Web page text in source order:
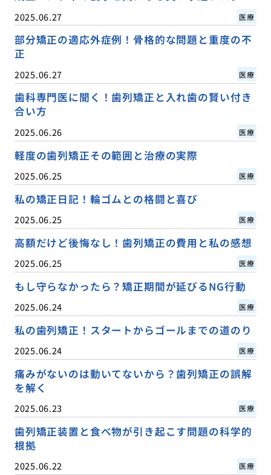
2025.06.27 医療
部分矯正の適応外症例！骨格的な問題と重度の不
正
2025.06.27 医療
歯科専門医に聞く！歯列矯正と入れ歯の賢い付き
合い方
2025.06.26 医療
軽度の歯列矯正その範囲と治療の実際
2025.06.25 医療
私の矯正日記！輪ゴムとの格闘と喜び
2025.06.25 医療
高額だけど後悔なし！歯列矯正の費用と私の感想
2025.06.25 医療
もし守らなかったら？矯正期間が延びるNG行動
2025.06.24 医療
私の歯列矯正！スタートからゴールまでの道のり
2025.06.24 医療
痛みがないのは動いてないから？歯列矯正の誤解
を解く
2025.06.23 医療
歯列矯正装置と食べ物が引き起こす問題の科学的
根拠
2025.06.22 医療